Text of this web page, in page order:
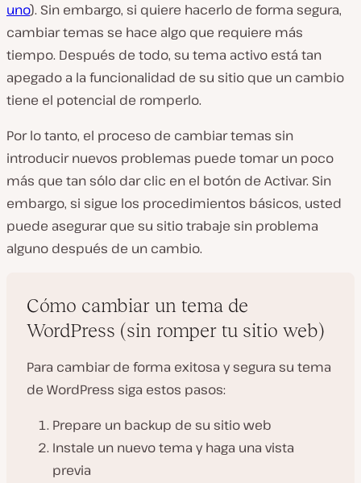
uno). Sin embargo, si quiere hacerlo de forma segura,
cambiar temas se hace algo que requiere más
tiempo. Después de todo, su tema activo está tan
apegado a la funcionalidad de su sitio que un cambio
tiene el potencial de romperlo.
Por lo tanto, el proceso de cambiar temas sin
introducir nuevos problemas puede tomar un poco
más que tan sólo dar clic en el botón de Activar. Sin
embargo, si sigue los procedimientos básicos, usted
puede asegurar que su sitio trabaje sin problema
alguno después de un cambio.
Cómo cambiar un tema de
WordPress (sin romper tu sitio web)
Para cambiar de forma exitosa y segura su tema
de WordPress siga estos pasos:
Prepare un backup de su sitio web
Instale un nuevo tema y haga una vista
previa